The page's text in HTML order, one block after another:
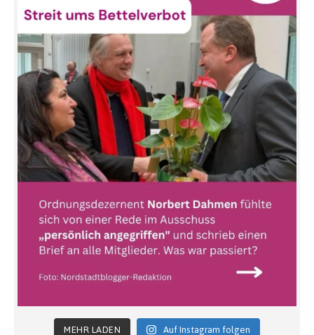
MEHR LADEN Auf Instagram folgen